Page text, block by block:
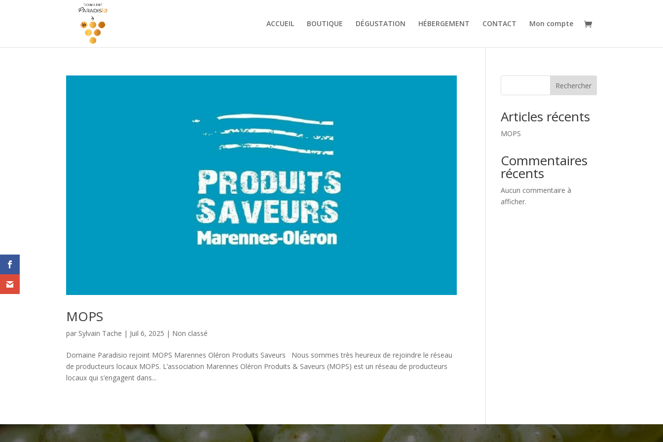
ACCUEIL BOUTIQUE DÉGUSTATION HÉBERGEMENT CONTACT Mon compte
MOPS
par Sylvain Tache | Juil 6, 2025 | Non classé
Domaine Paradisio rejoint MOPS Marennes Oléron Produits Saveurs Nous sommes très heureux de rejoindre le réseau
de producteurs locaux MOPS. L’association Marennes Oléron Produits & Saveurs (MOPS) est un réseau de producteurs
locaux qui s’engagent dans...
Rechercher
Articles récents
MOPS
Commentaires
récents
Aucun commentaire à
afficher.